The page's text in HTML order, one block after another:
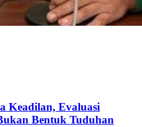
Keadilan, Evaluasi
Bentuk Tuduhan